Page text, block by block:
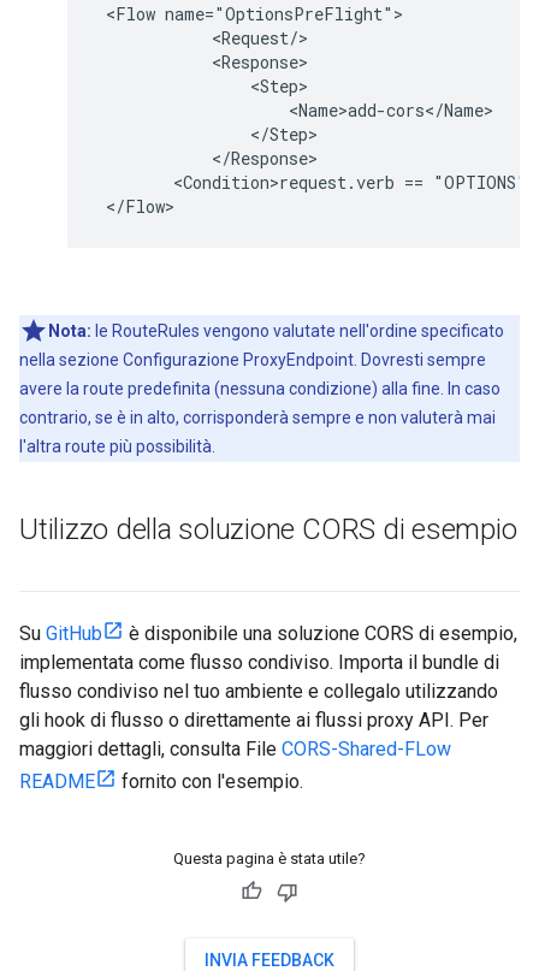
<Flow name="OptionsPreFlight">
            <Request/>
            <Response>
                <Step>
                    <Name>add-cors</Name>
                </Step>
            </Response>
<Condition>request.verb == "OPTIONS"
</Flow>
Nota: le RouteRules vengono valutate nell'ordine specificato
nella sezione Configurazione ProxyEndpoint. Dovresti sempre
avere la route predefinita (nessuna condizione) alla fine. In caso
contrario, se è in alto, corrisponderà sempre e non valuterà mai
l'altra route più possibilità.
Utilizzo della soluzione CORS di esempio
Su GitHub
è disponibile una soluzione CORS di esempio,
implementata come flusso condiviso. Importa il bundle di
flusso condiviso nel tuo ambiente e collegalo utilizzando
gli hook di flusso o direttamente ai flussi proxy API. Per
maggiori dettagli, consulta File CORS-Shared-FLow
README
fornito con l'esempio.
Questa pagina è stata utile?
INVIA FEEDBACK